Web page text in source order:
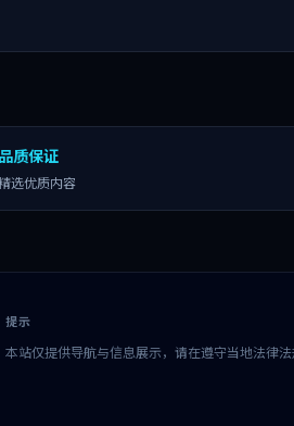
品质保证
选优质内容
提示
本站仅提供导航与信息展示，请在遵守当地法律法